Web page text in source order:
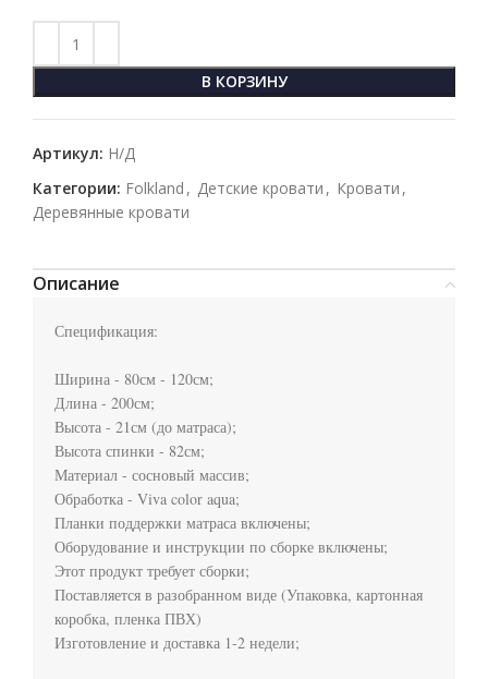
В КОРЗИНУ
Артикул: Н/Д
Категории: Folkland , Детские кровати , Кровати ,
Деревянные кровати
Описание
Спецификация:
Ширина - 80см - 120см;
Длина - 200см;
Высота - 21см (до матраса);
Высота спинки - 82см;
Материал - сосновый массив;
Обработка - Viva color aqua;
Планки поддержки матраса включены;
Оборудование и инструкции по сборке включены;
Этот продукт требует сборки;
Поставляется в разобранном виде (Упаковка, картонная
коробка, пленка ПВХ)
Изготовление и доставка 1-2 недели;